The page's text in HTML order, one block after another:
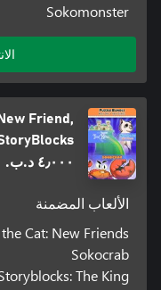
Sokomonster
Friend,
٤٫٠٠٠ د.ب.‏
الألعاب المضمنة
Cat: New Friends
Sokocrab
The King